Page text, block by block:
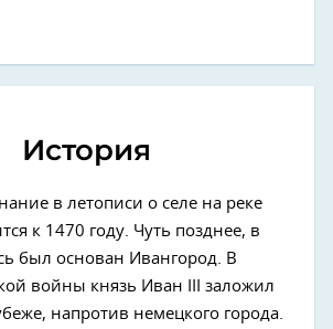
История
в летописи о селе на реке
к 1470 году. Чуть позднее, в
был основан Ивангород. В
войны князь Иван III заложил
напротив немецкого города.